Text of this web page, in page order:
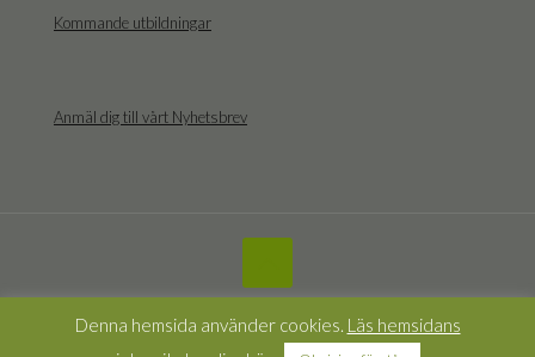
Kommande utbildningar
Anmäl dig till vårt Nyhetsbrev
Denna hemsida använder cookies. Läs hemsidans